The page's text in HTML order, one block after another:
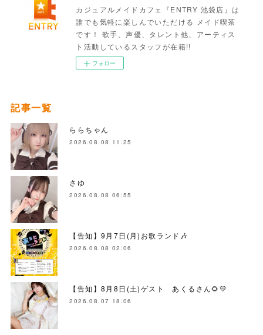
カジュアルメイドカフェ『ENTRY 池袋店』は
誰でも気軽に楽しんでいただける メイド喫茶
です！ 歌手、声優、タレント他、アーティス
ト活動しているスタッフが在籍!!
フォロー
記事一覧
ららちゃん
2026.08.08 11:25
さゆ
2026.08.08 06:55
【告知】9月7日(月)お歌ランド🎶
2026.08.08 02:06
【告知】8月8日(土)ゲスト あくるさん🌻💛
2026.08.07 18:06